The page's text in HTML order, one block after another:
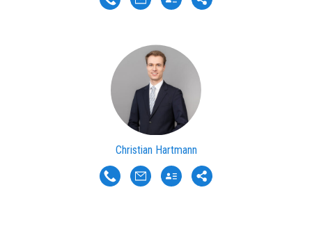
Christian Hartmann